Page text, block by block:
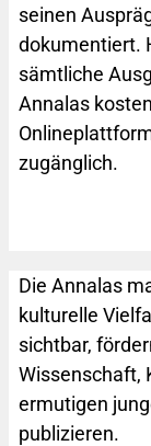
seinen
dokumentiert.
sämtliche
Annalas
zugänglich.
Die Annalas
kulturelle
sichtbar,
Wissenschaft,
ermutigen
publizieren.